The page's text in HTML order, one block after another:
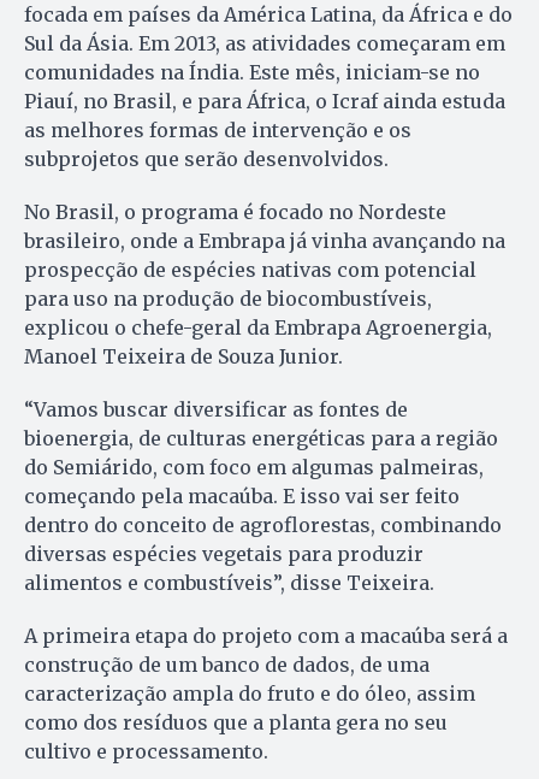
focada em países da América Latina, da África e do
Sul da Ásia. Em 2013, as atividades começaram em
comunidades na Índia. Este mês, iniciam-se no
Piauí, no Brasil, e para África, o Icraf ainda estuda
as melhores formas de intervenção e os
subprojetos que serão desenvolvidos.
No Brasil, o programa é focado no Nordeste
brasileiro, onde a Embrapa já vinha avançando na
prospecção de espécies nativas com potencial
para uso na produção de biocombustíveis,
explicou o chefe-geral da Embrapa Agroenergia,
Manoel Teixeira de Souza Junior.
“Vamos buscar diversificar as fontes de
bioenergia, de culturas energéticas para a região
do Semiárido, com foco em algumas palmeiras,
começando pela macaúba. E isso vai ser feito
dentro do conceito de agroflorestas, combinando
diversas espécies vegetais para produzir
alimentos e combustíveis”, disse Teixeira.
A primeira etapa do projeto com a macaúba será a
construção de um banco de dados, de uma
caracterização ampla do fruto e do óleo, assim
como dos resíduos que a planta gera no seu
cultivo e processamento.